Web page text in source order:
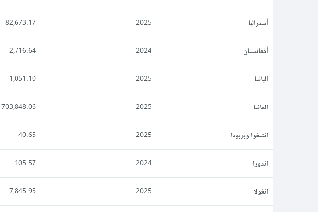
أستراليا 2025
82,673.17
أفغانستان 2024
2,716.64
ألبانيا 2025
1,051.10
ألمانيا 2025
703,848.06
أنتيغوا وبربودا 2025
40.65
أندورا 2024
105.57
أنغولا 2025
7,845.95